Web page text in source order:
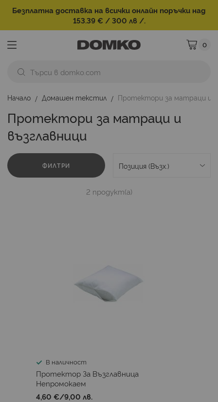
Безплатна доставка на всички онлайн поръчки над
153.39 € / 300 лв /.
Моята
0
Начало Домашен текстил Протектори за матраци и
Протектори за матраци и
възглавници
ФИЛТРИ
2 продукт(а)
В наличност
Протектор За Възглавница
Непромокаем
4,60 €/9,00 лв.